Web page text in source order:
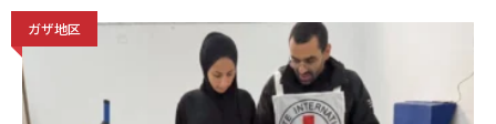
ガザ地区